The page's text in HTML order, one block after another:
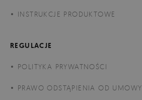
INSTRUKCJE PRODUKTOWE
REGULACJE
POLITYKA PRYWATNOŚCI
PRAWO ODSTĄPIENIA OD UMOWY